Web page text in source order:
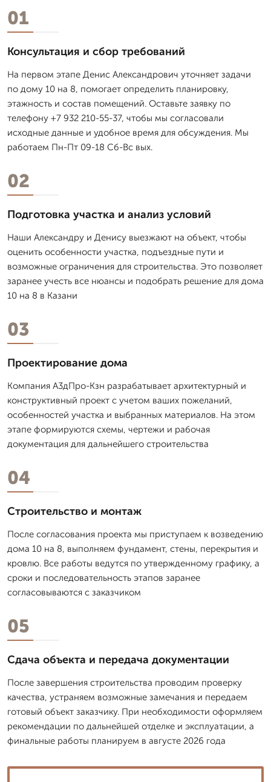
01
Консультация и сбор требований
На первом этапе Денис Александрович уточняет задачи
по дому 10 на 8, помогает определить планировку,
этажность и состав помещений. Оставьте заявку по
телефону +7 932 210-55-37, чтобы мы согласовали
исходные данные и удобное время для обсуждения. Мы
работаем Пн-Пт 09-18 Сб-Вс вых.
02
Подготовка участка и анализ условий
Наши Александру и Денису выезжают на объект, чтобы
оценить особенности участка, подъездные пути и
возможные ограничения для строительства. Это позволяет
заранее учесть все нюансы и подобрать решение для дома
10 на 8 в Казани
03
Проектирование дома
Компания А3дПро-Кзн разрабатывает архитектурный и
конструктивный проект с учетом ваших пожеланий,
особенностей участка и выбранных материалов. На этом
этапе формируются схемы, чертежи и рабочая
документация для дальнейшего строительства
04
Строительство и монтаж
После согласования проекта мы приступаем к возведению
дома 10 на 8, выполняем фундамент, стены, перекрытия и
кровлю. Все работы ведутся по утвержденному графику, а
сроки и последовательность этапов заранее
согласовываются с заказчиком
05
Сдача объекта и передача документации
После завершения строительства проводим проверку
качества, устраняем возможные замечания и передаем
готовый объект заказчику. При необходимости оформляем
рекомендации по дальнейшей отделке и эксплуатации, а
финальные работы планируем в августе 2026 года